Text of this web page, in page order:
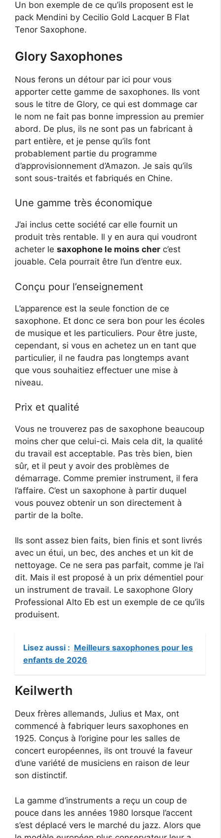
Un bon exemple de ce qu’ils proposent est le
pack Mendini by Cecilio Gold Lacquer B Flat
Tenor Saxophone.
Glory Saxophones
Nous ferons un détour par ici pour vous
apporter cette gamme de saxophones. Ils vont
sous le titre de Glory, ce qui est dommage car
le nom ne fait pas bonne impression au premier
abord. De plus, ils ne sont pas un fabricant à
part entière, et je pense qu’ils font
probablement partie du programme
d’approvisionnement d’Amazon. Je sais qu’ils
sont sous-traités et fabriqués en Chine.
Une gamme très économique
J’ai inclus cette société car elle fournit un
produit très rentable. Il y en aura qui voudront
acheter le saxophone le moins cher c’est
jouable. Cela pourrait être l’un d’entre eux.
Conçu pour l’enseignement
L’apparence est la seule fonction de ce
saxophone. Et donc ce sera bon pour les écoles
de musique et les particuliers. Pour être juste,
cependant, si vous en achetez un en tant que
particulier, il ne faudra pas longtemps avant
que vous souhaitiez effectuer une mise à
niveau.
Prix ​​et qualité
Vous ne trouverez pas de saxophone beaucoup
moins cher que celui-ci. Mais cela dit, la qualité
du travail est acceptable. Pas très bien, bien
sûr, et il peut y avoir des problèmes de
démarrage. Comme premier instrument, il fera
l’affaire. C’est un saxophone à partir duquel
vous pouvez obtenir un son directement à
partir de la boîte.
Ils sont assez bien faits, bien finis et sont livrés
avec un étui, un bec, des anches et un kit de
nettoyage. Ce ne sera pas parfait, comme je l’ai
dit. Mais il est proposé à un prix démentiel pour
un instrument de travail. Le saxophone Glory
Professional Alto Eb est un exemple de ce qu’ils
produisent.
Lisez aussi : Meilleurs saxophones pour les
enfants de 2026
Keilwerth
Deux frères allemands, Julius et Max, ont
commencé à fabriquer leurs saxophones en
1925. Conçus à l’origine pour les salles de
concert européennes, ils ont trouvé la faveur
d’une variété de musiciens en raison de leur
son distinctif.
La gamme d’instruments a reçu un coup de
pouce dans les années 1980 lorsque l’accent
s’est déplacé vers le marché du jazz. Alors que